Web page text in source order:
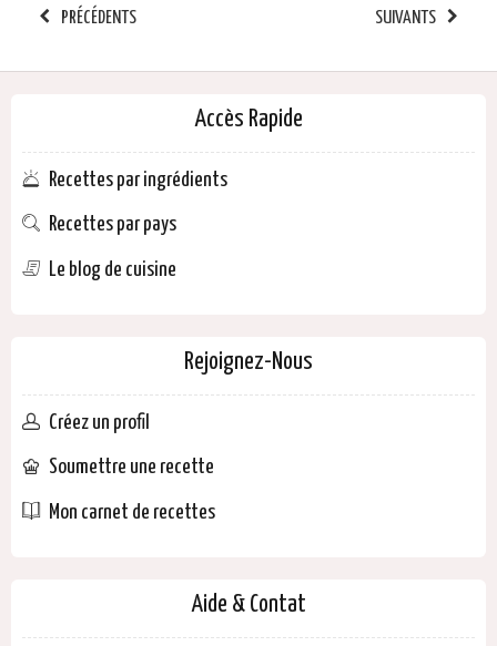
PRÉCÉDENTS SUIVANTS
Accès Rapide
Recettes par ingrédients
Recettes par pays
Le blog de cuisine
Rejoignez-Nous
Créez un profil
Soumettre une recette
Mon carnet de recettes
Aide & Contat